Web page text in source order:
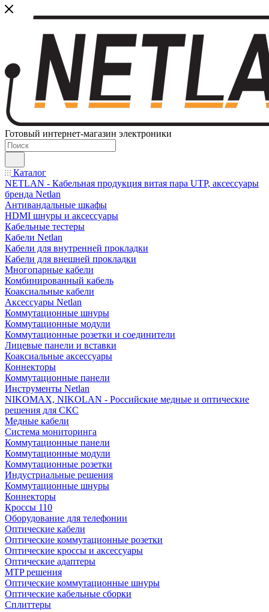
Готовый интернет-магазин электроники
Каталог
NETLAN - Кабельная продукция витая пара UTP, аксессуары
бренда Netlan
Антивандальные шкафы
HDMI шнуры и аксессуары
Кабельные тестеры
Кабели Netlan
Кабели для внутренней прокладки
Кабели для внешней прокладки
Многопарные кабели
Комбинированный кабель
Коаксиальные кабели
Аксессуары Netlan
Коммутационные шнуры
Коммутационные модули
Коммутационные розетки и соединители
Лицевые панели и вставки
Коаксиальные аксессуары
Коннекторы
Коммутационные панели
Инструменты Netlan
NIKOMAX, NIKOLAN - Российские медные и оптические
решения для СКС
Медные кабели
Система мониторинга
Коммутационные панели
Коммутационные модули
Коммутационные розетки
Индустриальные решения
Коммутационные шнуры
Коннекторы
Кроссы 110
Оборудование для телефонии
Оптические кабели
Оптические коммутационные розетки
Оптические кроссы и аксессуары
Оптические адаптеры
MTP решения
Оптические коммутационные шнуры
Оптические кабельные сборки
Сплиттеры